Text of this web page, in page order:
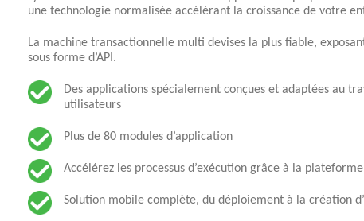
une technologie normalisée accélérant la croissance de votre
La machine transactionnelle multi devises la plus fiable,
sous forme d’API.
Des applications spécialement conçues et adaptées au
utilisateurs
Plus de 80 modules d’application
Accélérez les processus d’exécution grâce à la
Solution mobile complète, du déploiement à la création